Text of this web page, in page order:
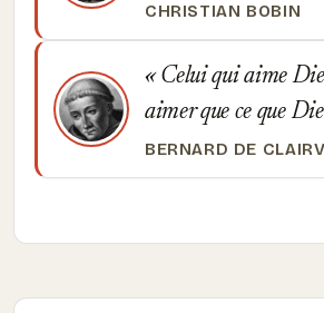
CHRISTIAN BOBIN
Celui qui aime
aimer que ce que
BERNARD DE